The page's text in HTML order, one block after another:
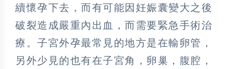
續懷孕下去，而有可能因妊娠囊變大之後
破裂造成嚴重內出血，而需要緊急手術治
療。子宮外孕最常見的地方是在輸卵管，
另外少見的也有在子宮角，卵巢，腹腔，